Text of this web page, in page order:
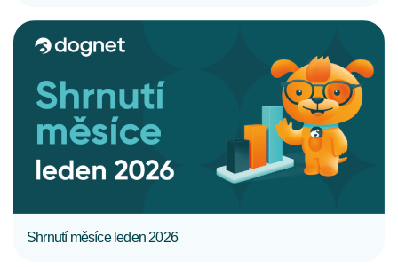
Shrnutí měsíce leden 2026